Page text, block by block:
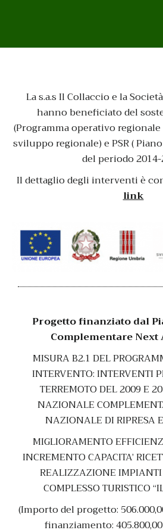
La s.a.s Il Collaccio e la
hanno beneficiato del
(Programma operativo
sviluppo regionale) e PSR (
del periodo 2014-
Il dettaglio degli interventi è
link
Progetto finanziato dal
ComplementareNext
MISURA B2.1 DEL
INTERVENTO:INTERVENTI
TERREMOTO DEL 2009 E
NAZIONALE
NAZIONALE DI RIPRESA
MIGLIORAMENTO
INCREMENTO CAPACITA’
REALIZZAZIONE
COMPLESSO TURISTICO
(Importo del progetto:
finanziamento: